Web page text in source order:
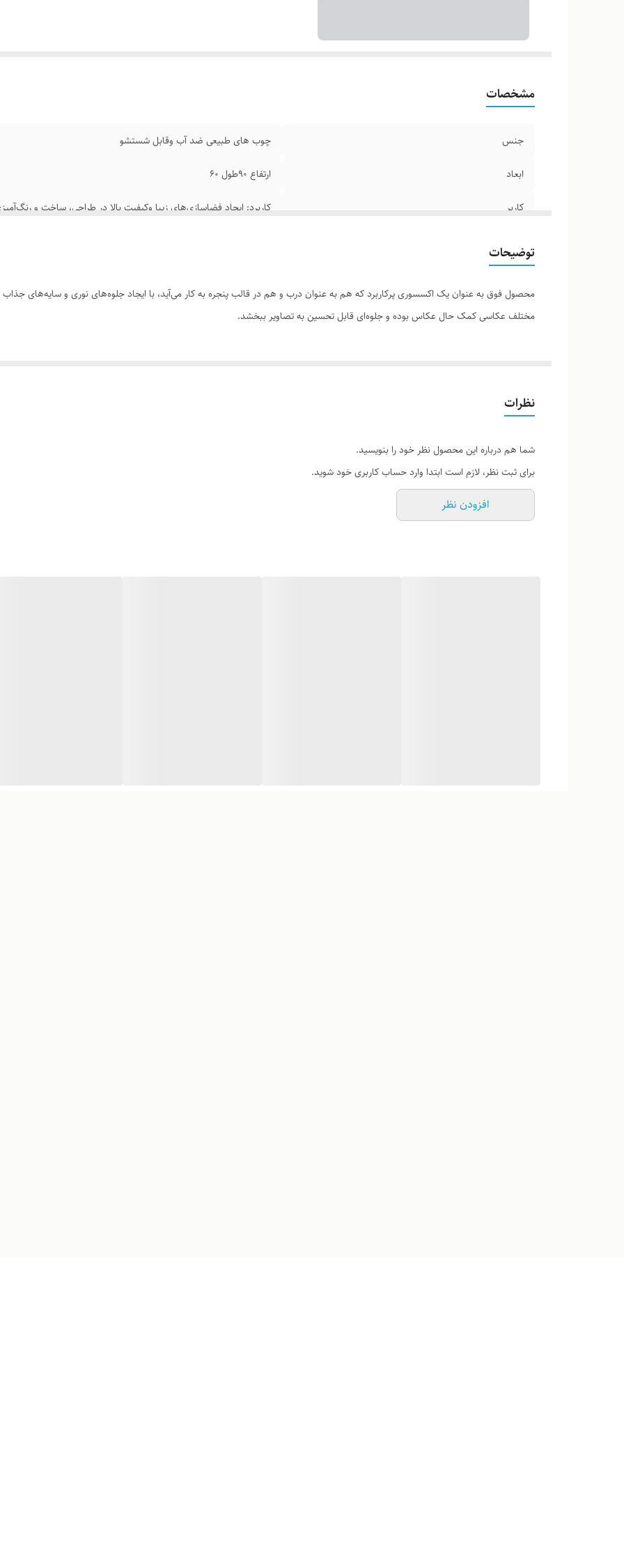
مشخصات
جنس چوب‌ های طبیعی ضد آب وقابل شستشو
ابعاد ارتفاع 90طول ۶۰
کاربر
کاربرد: ایجاد فضاسازی‌های زیبا وکیفیت بالا در طراحی، ساخت و
توضیحات
محصول فوق به عنوان یک اکسسوری پرکاربرد که هم به عنوان درب و هم در قالب پنجره به کار می‌آید، با ایجاد جلوه‌های نوری و سایه‌های
مختلف عکاسی کمک حال عکاس بوده و جلوه‌ای قابل تحسین به تصاویر ببخشد.
نظرات
شما هم درباره این محصول نظر خود را بنویسید.
برای ثبت نظر، لازم است ابتدا وارد حساب کاربری خود شوید.
افزودن نظر